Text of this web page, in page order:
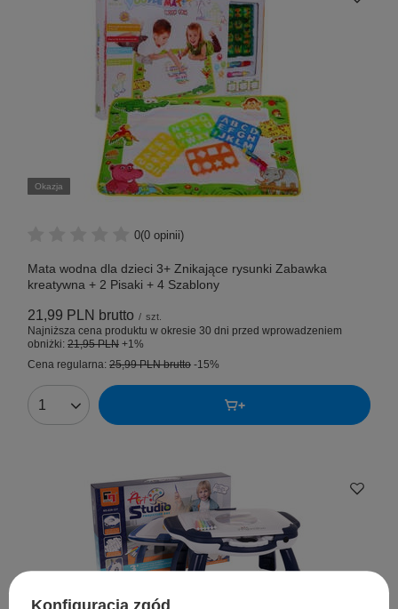
Okazja
0(0 opinii)
Mata wodna dla dzieci 3+ Znikające rysunki Zabawka
kreatywna + 2 Pisaki + 4 Szablony
21,99 PLN brutto / szt.
Najniższa cena produktu w okresie 30 dni przed wprowadzeniem
obniżki: 21,95 PLN +1%
Cena regularna: 25,99 PLNbrutto -15%
Konfiguracja zgód